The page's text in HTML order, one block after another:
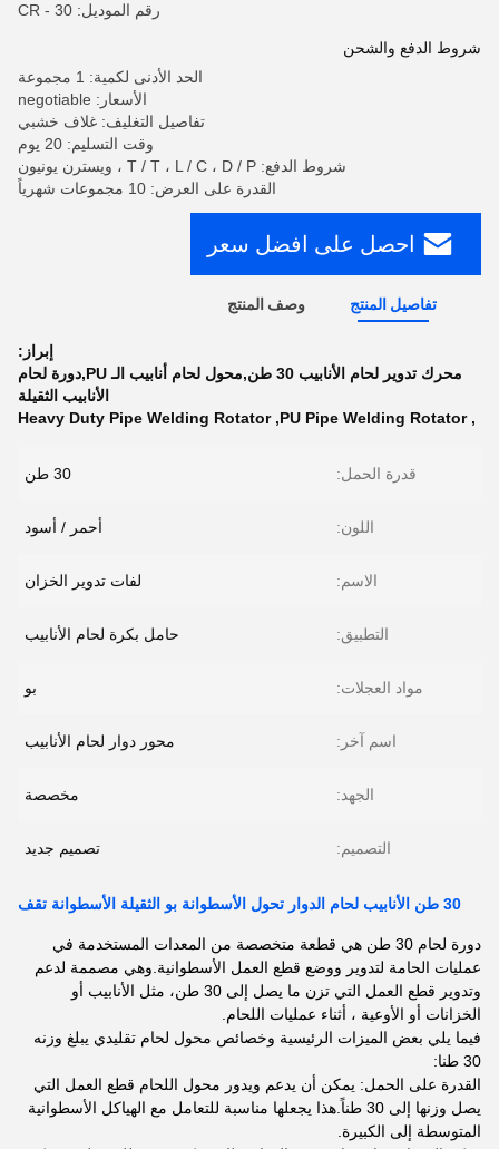
رقم الموديل: CR - 30
شروط الدفع والشحن
الحد الأدنى لكمية: 1 مجموعة
الأسعار: negotiable
تفاصيل التغليف: غلاف خشبي
وقت التسليم: 20 يوم
شروط الدفع: T / T ، L / C ، D / P ، ويسترن يونيون
القدرة على العرض: 10 مجموعات شهرياً
احصل على افضل سعر
تفاصيل المنتج وصف المنتج
إبراز:
محرك تدوير لحام الأنابيب 30 طن,محول لحام أنابيب الـ PU,دورة لحام
الأنابيب الثقيلة
,
PU Pipe Welding Rotator
,
Heavy Duty Pipe Welding Rotator
قدرة الحمل: 30 طن
اللون: أحمر / أسود
الاسم: لفات تدوير الخزان
التطبيق: حامل بكرة لحام الأنابيب
مواد العجلات: بو
اسم آخر: محور دوار لحام الأنابيب
الجهد: مخصصة
التصميم: تصميم جديد
30 طن الأنابيب لحام الدوار تحول الأسطوانة بو الثقيلة الأسطوانة تقف
دورة لحام 30 طن هي قطعة متخصصة من المعدات المستخدمة في
عمليات الحامة لتدوير ووضع قطع العمل الأسطوانية.وهي مصممة لدعم
وتدوير قطع العمل التي تزن ما يصل إلى 30 طن، مثل الأنابيب أو
الخزانات أو الأوعية ، أثناء عمليات اللحام.
فيما يلي بعض الميزات الرئيسية وخصائص محول لحام تقليدي يبلغ وزنه
30 طنا:
القدرة على الحمل: يمكن أن يدعم ويدور محول اللحام قطع العمل التي
يصل وزنها إلى 30 طناً.هذا يجعلها مناسبة للتعامل مع الهياكل الأسطوانية
المتوسطة إلى الكبيرة.